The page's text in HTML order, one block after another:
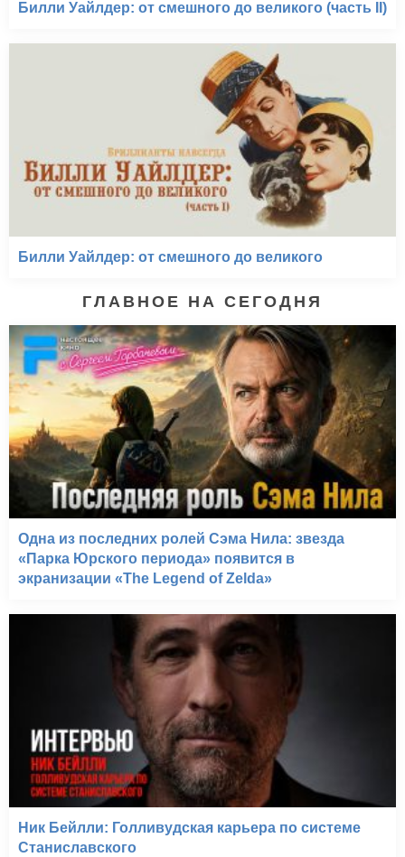
Билли Уайлдер: от смешного до великого (часть II)
Билли Уайлдер: от смешного до великого
ГЛАВНОЕ НА СЕГОДНЯ
Одна из последних ролей Сэма Нила: звезда
«Парка Юрского периода» появится в
экранизации «The Legend of Zelda»
Ник Бейлли: Голливудская карьера по системе
Станиславского